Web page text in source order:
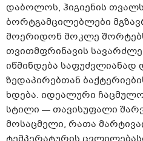
დაბოლოს, ჰიგიენის
ბორტგამცილებლები
მოერიდონ მოკლე
თვითმფრინავის
იწმინდება საფუძვლიანად
ზედაპირებთან
ხდება. იდეალური
სტილი — თავისუფალი
მოსაცმელი, რათა